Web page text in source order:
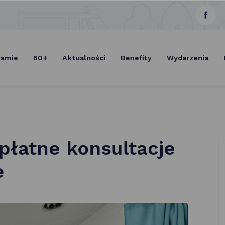
Selectlink
60+ Aktualności Benefity Wydarzenia
konsultacje